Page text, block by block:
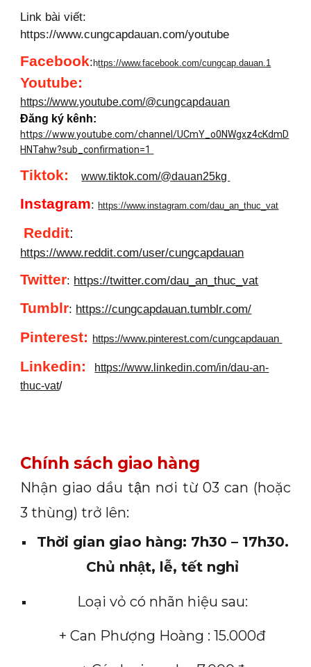
Link bài viết:
https://www.cungcapdauan.com/youtube
Facebook: https://www.facebook.com/cungcap.dauan.1
Youtube:
https://www.youtube.com/@cungcapdauan
Đăng ký kênh:
https://www.youtube.com/channel/UCmY_o0NWgxz4cKdmD
HNTahw?sub_confirmation=1
Tiktok:www.tiktok.com/@dauan25kg
Instagram: https://www.instagram.com/dau_an_thuc_vat
Reddit:
https://www.reddit.com/user/cungcapdauan
Twitter: https://twitter.com/dau_an_thuc_vat
Tumblr: https://cungcapdauan.tumblr.com/
Pinterest: https://www.pinterest.com/cungcapdauan
Linkedin:
https://www.linkedin.com/in/dau-an-
thuc-vat/
Chính sách giao hàng
Nhận giao dầu tận nơi từ 03 can (hoặc
3 thùng) trở lên:
Thời gian giao hàng: 7h30 – 17h30.
Chủ nhật, lễ, tết nghỉ
Loại vỏ có nhãn hiệu sau:
+ Can Phượng Hoàng : 15.000đ